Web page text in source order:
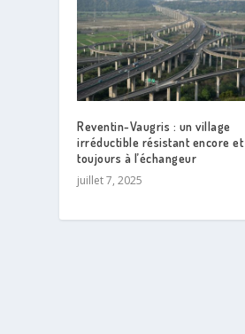
Reventin-Vaugris : un village
irréductible résistant encore et
toujours à l’échangeur
juillet 7, 2025